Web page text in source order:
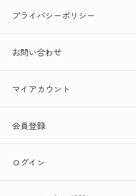
プライバシーポリシー
お問い合わせ
マイアカウント
会員登録
ログイン